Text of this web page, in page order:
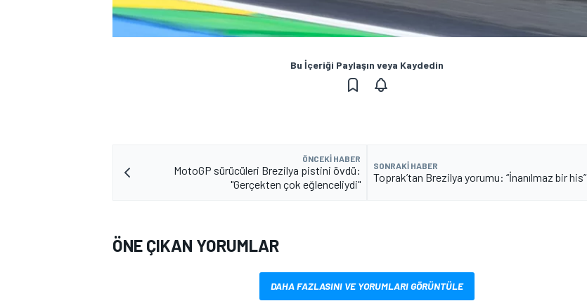
Bu İçeriği Paylaşın veya Kaydedin
ÖNCEKI HABER
MotoGP sürücüleri Brezilya pistini övdü:
"Gerçekten çok eğlenceliydi"
SONRAKI HABER
Toprak’tan Brezilya yorumu: “İnanılmaz bir his”
ÖNE ÇIKAN YORUMLAR
DAHA FAZLASINI VE YORUMLARI GÖRÜNTÜLE